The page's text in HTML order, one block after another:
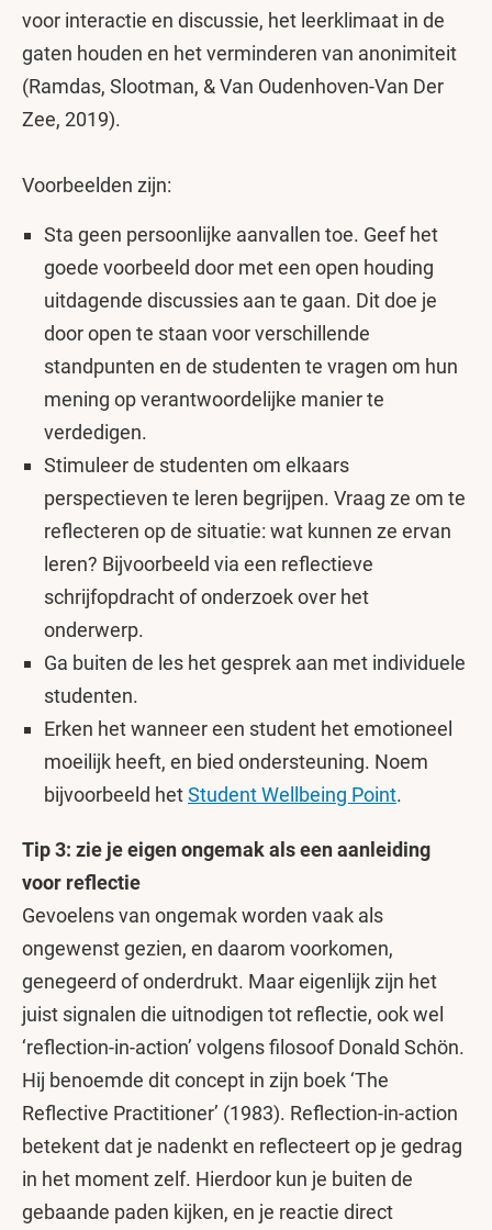
voor interactie en discussie, het leerklimaat in de
gaten houden en het verminderen van anonimiteit
(Ramdas, Slootman, & Van Oudenhoven-Van Der
Zee, 2019).
Voorbeelden zijn:
Sta geen persoonlijke aanvallen toe. Geef het
goede voorbeeld door met een open houding
uitdagende discussies aan te gaan. Dit doe je
door open te staan voor verschillende
standpunten en de studenten te vragen om hun
mening op verantwoordelijke manier te
verdedigen.
Stimuleer de studenten om elkaars
perspectieven te leren begrijpen. Vraag ze om te
reflecteren op de situatie: wat kunnen ze ervan
leren? Bijvoorbeeld via een reflectieve
schrijfopdracht of onderzoek over het
onderwerp.
Ga buiten de les het gesprek aan met individuele
studenten.
Erken het wanneer een student het emotioneel
moeilijk heeft, en bied ondersteuning. Noem
bijvoorbeeld hetStudent Wellbeing Point.
Tip 3: zie je eigen ongemak als een aanleiding
voor reflectie
Gevoelens van ongemak worden vaak als
ongewenst gezien, en daarom voorkomen,
genegeerd of onderdrukt. Maar eigenlijk zijn het
juist signalen die uitnodigen tot reflectie, ook wel
‘reflection-in-action’ volgens filosoof Donald Schön.
Hij benoemde dit concept in zijn boek ‘The
Reflective Practitioner’ (1983). Reflection-in-action
betekent dat je nadenkt en reflecteert op je gedrag
in het moment zelf. Hierdoor kun je buiten de
gebaande paden kijken, en je reactie direct